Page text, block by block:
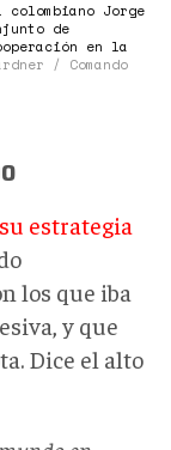
Jorge
de
en la
/ Comando
estrategia
los que iba
y que
Dice el alto